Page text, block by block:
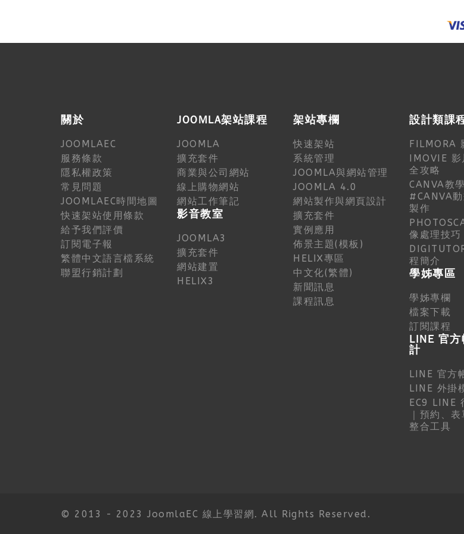
關於
JOOMLAEC
服務條款
隱私權政策
常見問題
JOOMLAEC時間地圖
快速架站使用條款
給予我們評價
訂閱電子報
繁體中文語言檔系統
聯盟行銷計劃
JOOMLA架站課程
JOOMLA
擴充套件
商業與公司網站
線上購物網站
網站工作筆記
影音教室
JOOMLA3
擴充套件
網站建置
HELIX3
架站專欄
快速架站
系統管理
JOOMLA與網站管理
JOOMLA 4.0
網站製作與網頁設計
擴充套件
實例應用
佈景主題(模板)
HELIX專區
中文化(繁體)
新聞訊息
課程訊息
設計類課
FILMORA
IMOVIE
全攻略
CANVA教學
#CANVA
製作
像處理技巧
程簡介
學姊專區
學姊專欄
檔案下載
訂閱課程
LINE 官
計
LINE 官方
LINE 外掛
EC9 LINE
｜預約、
整合工具
© 2013 - 2023 JoomlaEC 線上學習網. All Rights Reserved.